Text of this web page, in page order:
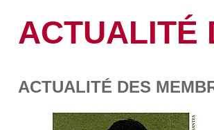
ACTUALITÉ
ACTUALITÉ DES